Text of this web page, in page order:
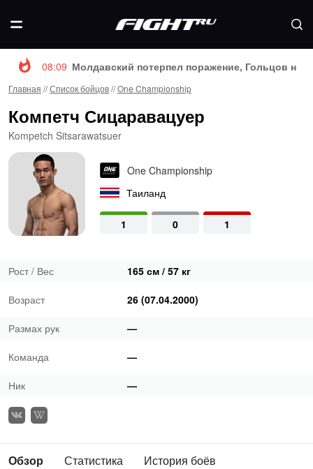
08:09 Молдавский потерпел поражение, Гольцов
Главная //Список бойцов//One Championship
Компетч Сицаравацуер
Kompetch Sitsarawatsuer
One Championship
Таиланд
1 0 1
Рост / Вес 165 см / 57 кг
Возраст 26 (07.04.2000)
Размах рук —
Команда —
Ник —
Обзор Статистика История боёв